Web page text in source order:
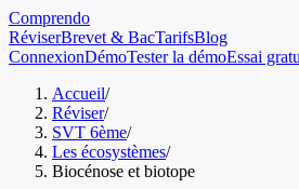
Comprendo
RéviserBrevet & BacTarifsBlog
ConnexionDémoTester la démoEssai
Accueil/
Réviser/
SVT 6ème/
Les écosystèmes/
Biocénose et biotope